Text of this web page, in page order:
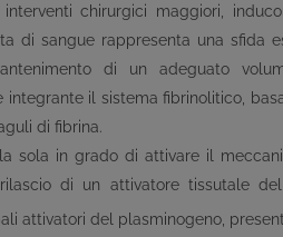
chirurgici maggiori,
di sangue rappresenta una sfida
di un adeguato
il sistema fibrinolitico,
di fibrina.
sola in grado di attivare il
di un attivatore tissutale
attivatori del plasminogeno,